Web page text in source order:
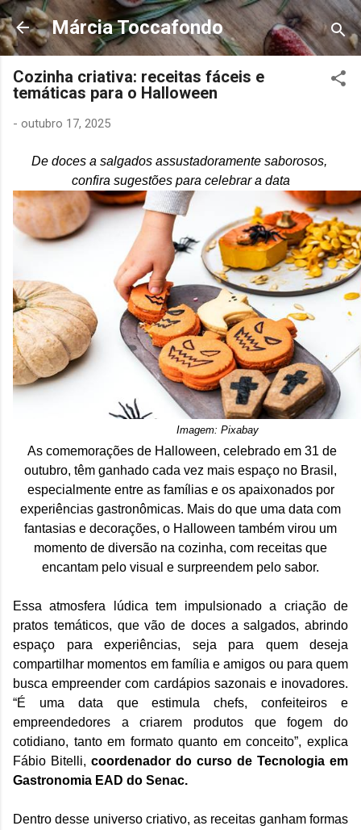
Pular para o conteúdo principal
Márcia Toccafondo
Cozinha criativa: receitas fáceis e
temáticas para o Halloween
- outubro 17, 2025
De doces a salgados assustadoramente saborosos,
confira sugestões para celebrar a data
Imagem: Pixabay
As comemorações de Halloween, celebrado em 31 de
outubro, têm ganhado cada vez mais espaço no Brasil,
especialmente entre as famílias e os apaixonados por
experiências gastronômicas. Mais do que uma data com
fantasias e decorações, o Halloween também virou um
momento de diversão na cozinha, com receitas que
encantam pelo visual e surpreendem pelo sabor.
Essa atmosfera lúdica tem impulsionado a criação de
pratos temáticos, que vão de doces a salgados, abrindo
espaço para experiências, seja para quem deseja
compartilhar momentos em família e amigos ou para quem
busca empreender com cardápios sazonais e inovadores.
“É uma data que estimula chefs, confeiteiros e
empreendedores a criarem produtos que fogem do
cotidiano, tanto em formato quanto em conceito”, explica
Fábio Bitelli, coordenador do curso de Tecnologia em
Gastronomia EAD do Senac.
Dentro desse universo criativo, as receitas ganham formas